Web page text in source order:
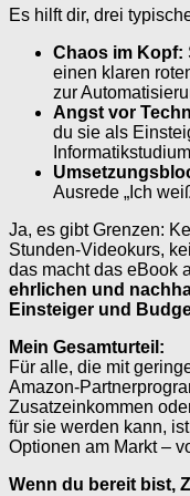
Es hilft dir, drei
Chaos im Kopf:
einen klaren
zur
Angst vor
du sie als
Ausrede „Ich
Ja, es gibt Grenzen:
Stunden-Videokurs,
das macht das eBook
ehrlichen und
Einsteiger und
Mein Gesamturteil:
Für alle, die mit
Amazon-
Zusatzeinkommen
für sie werden kann,
Optionen am Markt –
Wenn du bereit bist,